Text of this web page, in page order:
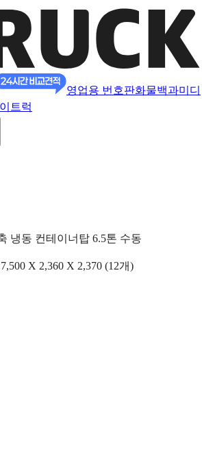
영업용 번호판화물백과미디
트럭
냉동 컨테이너탑 6.5톤 수동
X 2,360 X 2,370 (12개)